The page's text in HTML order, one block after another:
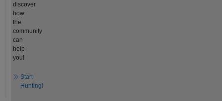
discover
how
the
community
can
help
you!
Start
Hunting!